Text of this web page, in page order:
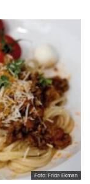
Foto: Frida Ekman